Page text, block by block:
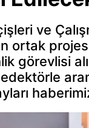
ve
ortak
görevlisi